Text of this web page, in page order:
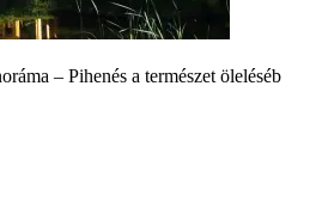
– Pihenés a természet öleléséb